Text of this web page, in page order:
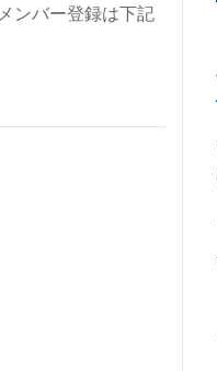
ンバー登録は下記